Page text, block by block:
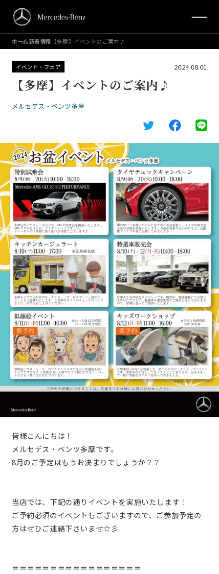
ホーム新着情報 【多摩】イベントのご案内♪
イベント・フェア 2024.08.01
【多摩】イベントのご案内♪
メルセデス・ベンツ多摩
皆様こんにちは！
メルセデス・ベンツ多摩です。
8月のご予定はもうお決まりでしょうか？？
当店では、下記の通りイベントを実施いたします！
ご予約必須のイベントもございますので、ご参加予定の
方はぜひご連絡下さいませ☆彡
＝＝＝＝＝＝＝＝＝＝＝＝＝＝＝＝＝